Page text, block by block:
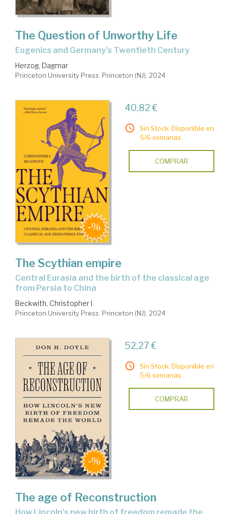
The Question of Unworthy Life
Eugenics and Germany's Twentieth Century
Herzog, Dagmar
Princeton University Press. Princeton (NJ), 2024
40,82 €
Sin Stock. Disponible en
5/6 semanas.
COMPRAR
The Scythian empire
Central Eurasia and the birth of the classical age
from Persia to China
Beckwith, Christopher I.
Princeton University Press. Princeton (NJ), 2024
52,27 €
Sin Stock. Disponible en
5/6 semanas.
COMPRAR
The age of Reconstruction